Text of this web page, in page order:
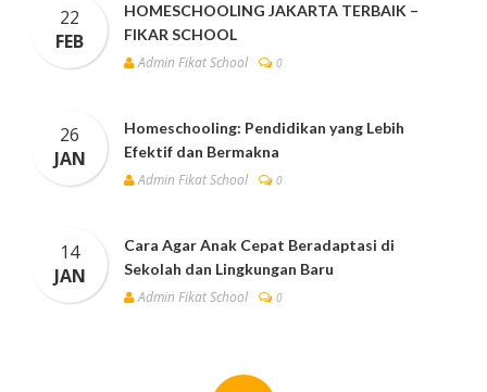
22
FEB
HOMESCHOOLING JAKARTA TERBAIK –
FIKAR SCHOOL
Admin Fikat School
0
26
JAN
Homeschooling: Pendidikan yang Lebih
Efektif dan Bermakna
Admin Fikat School
0
14
JAN
Cara Agar Anak Cepat Beradaptasi di
Sekolah dan Lingkungan Baru
Admin Fikat School
0